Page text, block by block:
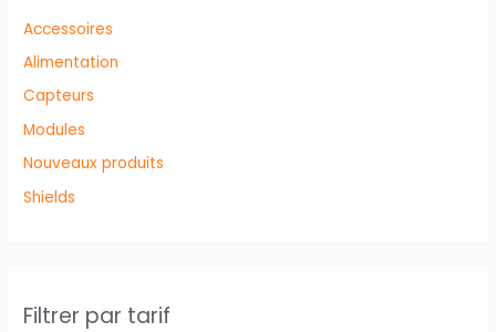
Accessoires
Alimentation
Capteurs
Modules
Nouveaux produits
Shields
Filtrer par tarif